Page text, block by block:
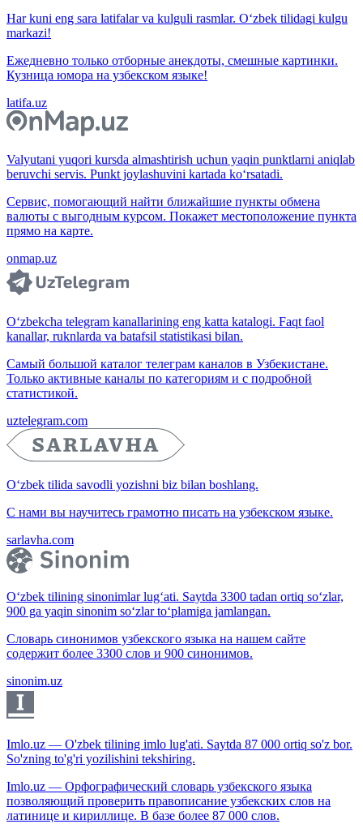
Har kuni eng sara latifalar va kulguli rasmlar. O‘zbek tilidagi kulgu
markazi!
Ежедневно только отборные анекдоты, смешные картинки.
Кузница юмора на узбекском языке!
latifa.uz
Valyutani yuqori kursda almashtirish uchun yaqin punktlarni aniqlab
beruvchi servis. Punkt joylashuvini kartada ko‘rsatadi.
Сервис, помогающий найти ближайшие пункты обмена
валюты с выгодным курсом. Покажет местоположение пункта
прямо на карте.
onmap.uz
O‘zbekcha telegram kanallarining eng katta katalogi. Faqt faol
kanallar, ruknlarda va batafsil statistikasi bilan.
Самый большой каталог телеграм каналов в Узбекистане.
Только активные каналы по категориям и с подробной
статистикой.
uztelegram.com
O‘zbek tilida savodli yozishni biz bilan boshlang.
С нами вы научитесь грамотно писать на узбекском языке.
sarlavha.com
O‘zbek tilining sinonimlar lug‘ati. Saytda 3300 tadan ortiq so‘zlar,
900 ga yaqin sinonim so‘zlar to‘plamiga jamlangan.
Словарь синонимов узбекского языка на нашем сайте
содержит более 3300 слов и 900 синонимов.
sinonim.uz
Imlo.uz — O'zbek tilining imlo lug'ati. Saytda 87 000 ortiq so'z bor.
So'zning to'g'ri yozilishini tekshiring.
Imlo.uz — Орфографический словарь узбекского языка
позволяющий проверить правописание узбекских слов на
латинице и кириллице. В базе более 87 000 слов.